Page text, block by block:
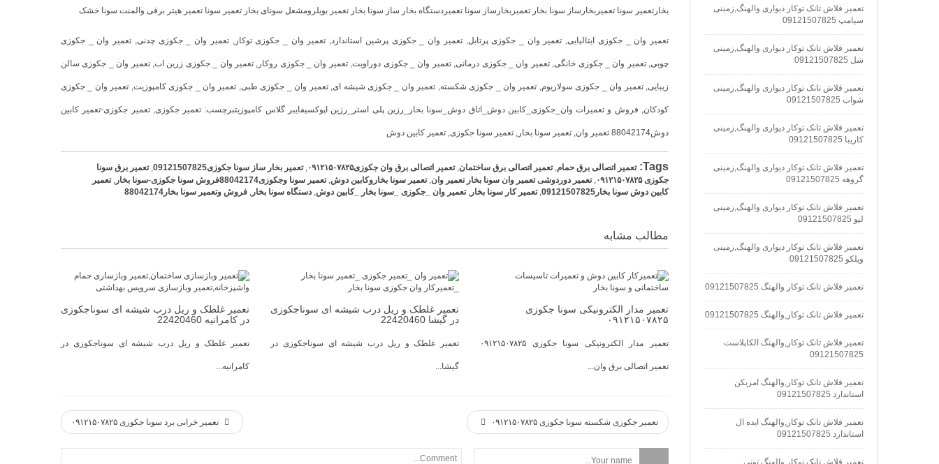
تعمیر فلاش تانک توکار دیواری والهنگ,زمینی
سیامپ 09121507825
تعمیر فلاش تانک توکار دیواری والهنگ,زمینی
شل 09121507825
تعمیر فلاش تانک توکار دیواری والهنگ,زمینی
شواب 09121507825
تعمیر فلاش تانک توکار دیواری والهنگ,زمینی
کاریبا 09121507825
تعمیر فلاش تانک توکار دیواری والهنگ,زمینی
گروهه 09121507825
تعمیر فلاش تانک توکار دیواری والهنگ,زمینی
لیو 09121507825
تعمیر فلاش تانک توکار دیواری والهنگ,زمینی
ویلکو 09121507825
تعمیر فلاش تانک توکار والهنگ 09121507825
تعمیر فلاش تانک توکار,والهنگ 09121507825
تعمیر فلاش تانک توکار,والهنگ الکاپلاست
09121507825
تعمیر فلاش تانک توکار,والهنگ امریکن
استاندارد 09121507825
تعمیر فلاش تانک توکار,والهنگ ایده ال
استاندارد 09121507825
بخارتعمیر سونا تعمیربخارساز سونا بخار تعمیربخارساز سونا تعمیردستگاه بخار ساز سونا بخار تعمیر بویلرومشعل سونای بخار تعمیر سونا تعمیر هیتر برقی والمنت سونا خشک
تعمیر وان _ جکوزی ایتالیایی, تعمیر وان _ جکوزی پرتابل,تعمیر وان _ جکوزی پرشین استاندارد, تعمیر وان _ جکوزی توکار,تعمیر وان _ جکوزی چدنی, تعمیر وان _ جکوزی
چوبی,تعمیر وان _ جکوزی خانگی,تعمیر وان _ جکوزی درمانی,تعمیر وان _ جکوزی دوراویت,تعمیر وان _ جکوزی روکار ,تعمیر وان _ جکوزی زرین اب,تعمیر وان _ جکوزی سالن
زیبایی,تعمیر وان _ جکوزی سولاریوم, تعمیر وان _ جکوزی شکسته, تعمیر وان _ جکوزی شیشه ای,تعمیر وان _ جکوزی طبی, تعمیر وان _ جکوزی کامپوزیت, تعمیر وان _ جکوزی
کودکان, فروش و تعمیرات وان_جکوزی_کابین دوش_اتاق دوش_سونا بخار_رزین پلی استر_رزین اپوکسیفایبر گلاس کامپوزیتبرچسب: تعمیر جکوزی,تعمیر جکوزی-تعمیر کابین
دوش88042174 تعمیر وان , تعمیر سونا بخار , تعمیر سونا جکوزی, تعمیر کابین دوش
Tags: تعمیر اتصالی برق حمام,تعمیر اتصالی برق ساختمان,تعمیر اتصالی برق وان جکوزی۰۹۱۲۱۵۰۷۸۲۵ ,تعمیر بخار ساز سونا جکوزی09121507825 ,تعمیر برق سونا
جکوزی ۰۹۱۲۱۵۰۷۸۲۵
,تعمیر دوردوشی تعمیر وان سونا بخار تعمیر وان,تعمیر سونا بخاروکابین دوش,تعمیر سونا وجکوزی88042174فروش سونا جکوزی-سونا بخار ,تعمیر
کابین دوش سونا بخار09121507825
,تعمیر کار سونا بخار ,تعمیر وان _جکوزی _سونا بخار _کابین دوش, دستگاه سونا بخار , فروش وتعمیر سونا بخار88042174
مطالب مشابه
تعمیر مدار الکترونیکی سونا جکوزی
۰۹۱۲۱۵۰۷۸۲۵
تعمیر مدار الکترونیکی سونا جکوزی ۰۹۱۲۱۵۰۷۸۲۵
تعمیر اتصالی برق وان...
تعمیر غلطک و ریل درب شیشه ای سوناجکوزی
در گیشا 22420460
تعمیر غلطک و ریل درب شیشه ای سوناجکوزی در
گیشا...
تعمیر غلطک و ریل درب شیشه ای سوناجکوزی
در کامرانیه 22420460
تعمیر غلطک و ریل درب شیشه ای سوناجکوزی در
کامرانیه...
تعمیر خرابی برد سونا جکوزی ۰۹۱۲۱۵۰۷۸۲۵ تعمیر جکوزی شکسته سونا جکوزی ۰۹۱۲۱۵۰۷۸۲۵